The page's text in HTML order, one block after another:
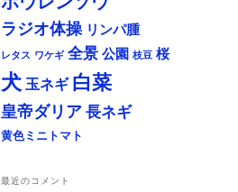
ラジオ体操 リンパ腫
レタス ワケギ 全景公園 枝豆 桜
犬玉ネギ 白菜
皇帝ダリア長ネギ
黄色ミニトマト
最近のコメント